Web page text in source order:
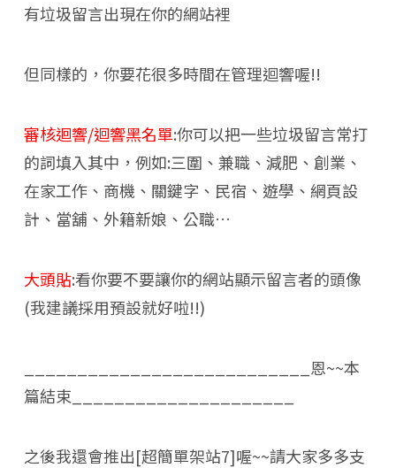
有垃圾留言出現在你的網站裡
但同樣的，你要花很多時間在管理迴響喔!!
審核迴響/迴響黑名單:你可以把一些垃圾留言常打
的詞填入其中，例如:三圍、兼職、減肥、創業、
在家工作、商機、關鍵字、民宿、遊學、網頁設
計、當舖、外籍新娘、公職…
大頭貼:看你要不要讓你的網站顯示留言者的頭像
(我建議採用預設就好啦!!)
___________________________恩~~本
篇結束_____________________
之後我還會推出[超簡單架站7]喔~~請大家多多支